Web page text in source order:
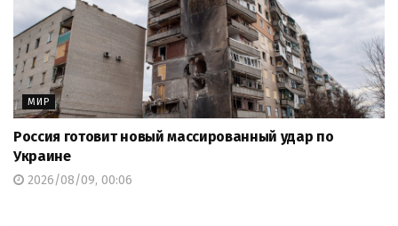
МИР
Россия готовит новый массированный удар по
Украине
2026/08/09, 00:06